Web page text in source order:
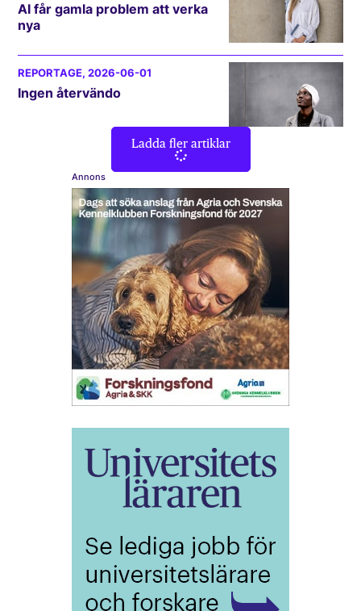
AI får gamla problem att verka
nya
REPORTAGE, 2026-06-01
Ingen återvändo
Ladda fler artiklar
Annons